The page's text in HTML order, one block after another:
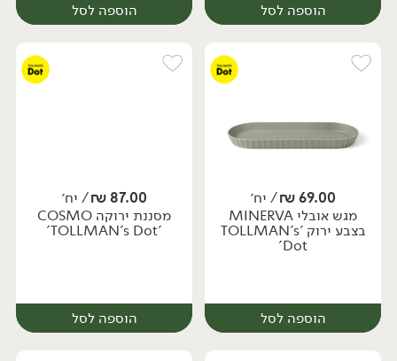
הוספה לסל
יח׳
הוספה לסל
יח׳
69.00
₪/ יח׳
מגש אובלי MINERVA
בצבע ירוק 'TOLLMAN's
Dot'
הוספה לסל
87.00
₪/ יח׳
מסננת ירוקה COSMO
'TOLLMAN's Dot'
הוספה לסל